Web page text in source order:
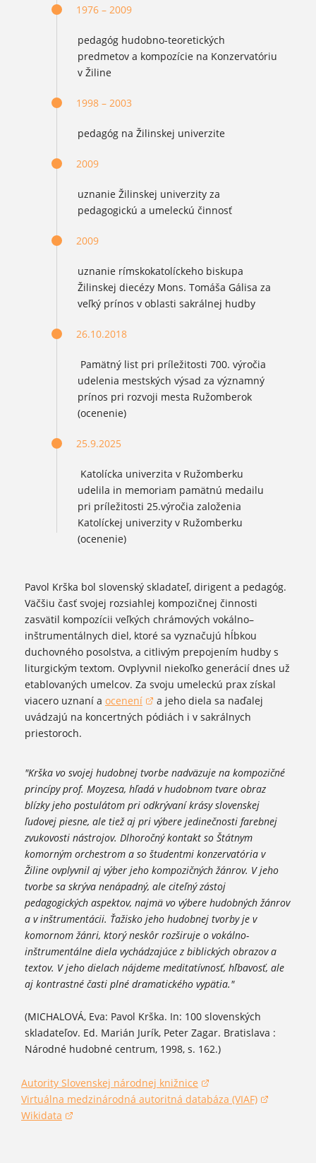
1976 – 2009
pedagóg hudobno-teoretických
predmetov a kompozície na Konzervatóriu
v Žiline
1998 – 2003
pedagóg na Žilinskej univerzite
2009
uznanie Žilinskej univerzity za
pedagogickú a umeleckú činnosť
2009
uznanie rímskokatolíckeho biskupa
Žilinskej diecézy Mons. Tomáša Gálisa za
veľký prínos v oblasti sakrálnej hudby
26.10.2018
Pamätný list pri príležitosti 700. výročia
udelenia mestských výsad za významný
prínos pri rozvoji mesta Ružomberok
(ocenenie)
25.9.2025
Katolícka univerzita v Ružomberku
udelila in memoriam pamätnú medailu
pri príležitosti 25.výročia založenia
Katolíckej univerzity v Ružomberku
(ocenenie)
Pavol Krška bol slovenský skladateľ, dirigent a pedagóg.
Väčšiu časť svojej rozsiahlej kompozičnej činnosti
zasvätil kompozícii veľkých chrámových vokálno–
inštrumentálnych diel, ktoré sa vyznačujú hĺbkou
duchovného posolstva, a citlivým prepojením hudby s
liturgickým textom. Ovplyvnil niekoľko generácií dnes už
etablovaných umelcov. Za svoju umeleckú prax získal
viacero uznaní a ocenení
(otvorí sa v novom okne)
a jeho diela sa naďalej
uvádzajú na koncertných pódiách i v sakrálnych
priestoroch.
"Krška vo svojej hudobnej tvorbe nadväzuje na kompozičné
princípy prof. Moyzesa, hľadá v hudobnom tvare obraz
blízky jeho postulátom pri odkrývaní krásy slovenskej
ľudovej piesne, ale tiež aj pri výbere jedinečnosti farebnej
zvukovosti nástrojov. Dlhoročný kontakt so Štátnym
komorným orchestrom a so študentmi konzervatória v
Žiline ovplyvnil aj výber jeho kompozičných žánrov. V jeho
tvorbe sa skrýva nenápadný, ale citeľný zástoj
pedagogických aspektov, najmä vo výbere hudobných žánrov
a v inštrumentácii. Ťažisko jeho hudobnej tvorby je v
komornom žánri, ktorý neskôr rozširuje o vokálno-
inštrumentálne diela vychádzajúce z biblických obrazov a
textov. V jeho dielach nájdeme meditatívnosť, hĺbavosť, ale
aj kontrastné časti plné dramatického vypätia."
(MICHALOVÁ, Eva: Pavol Krška. In: 100 slovenských
skladateľov. Ed. Marián Jurík, Peter Zagar. Bratislava :
Národné hudobné centrum, 1998, s. 162.)
Autority Slovenskej národnej knižnice
(otvorí sa v novom okne)
Virtuálna medzinárodná autoritná databáza (VIAF)
(otvorí sa v novom okne)
Wikidata
(otvorí sa v novom okne)